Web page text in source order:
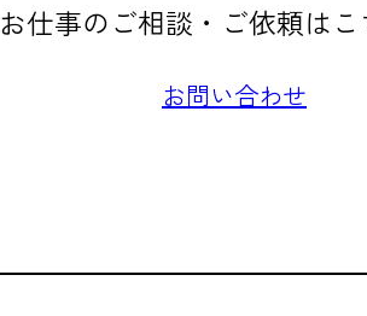
お仕事のご相談・ご依頼はこ
お問い合わせ